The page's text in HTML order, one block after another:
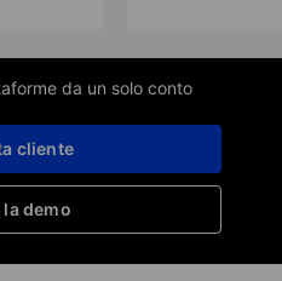
da un solo conto
la demo
cliente